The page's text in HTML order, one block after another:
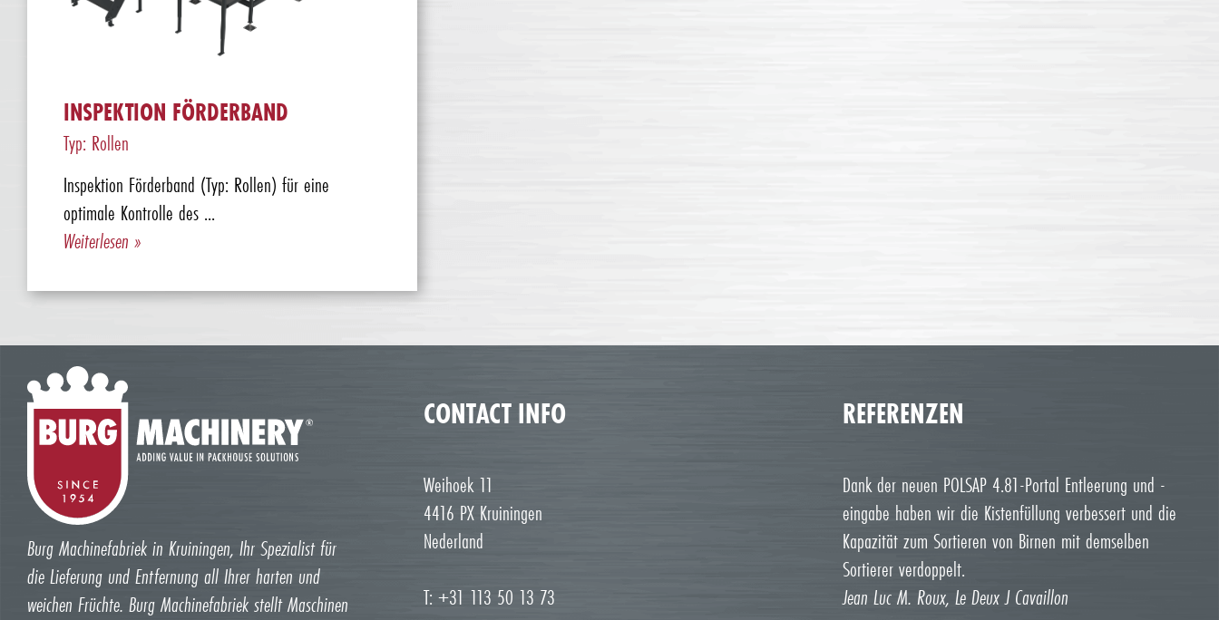
INSPEKTION FÖRDERBAND
Typ: Rollen
Inspektion Förderband (Typ: Rollen) für eine
optimale Kontrolle des ...
Weiterlesen »
Burg Machinefabriek in Kruiningen, Ihr Spezialist für
die Lieferung und Entfernung all Ihrer harten und
weichen Früchte. Burg Machinefabriek stellt Maschinen
CONTACT INFO
Weihoek 11
4416 PX Kruiningen
Nederland
T: +31 113 50 13 73
REFERENZEN
Dank der neuen POLSAP 4.81-Portal Entleerung und -
eingabe haben wir die Kistenfüllung verbessert und die
Kapazität zum Sortieren von Birnen mit demselben
Sortierer verdoppelt.
Jean Luc M. Roux, Le Deux J Cavaillon